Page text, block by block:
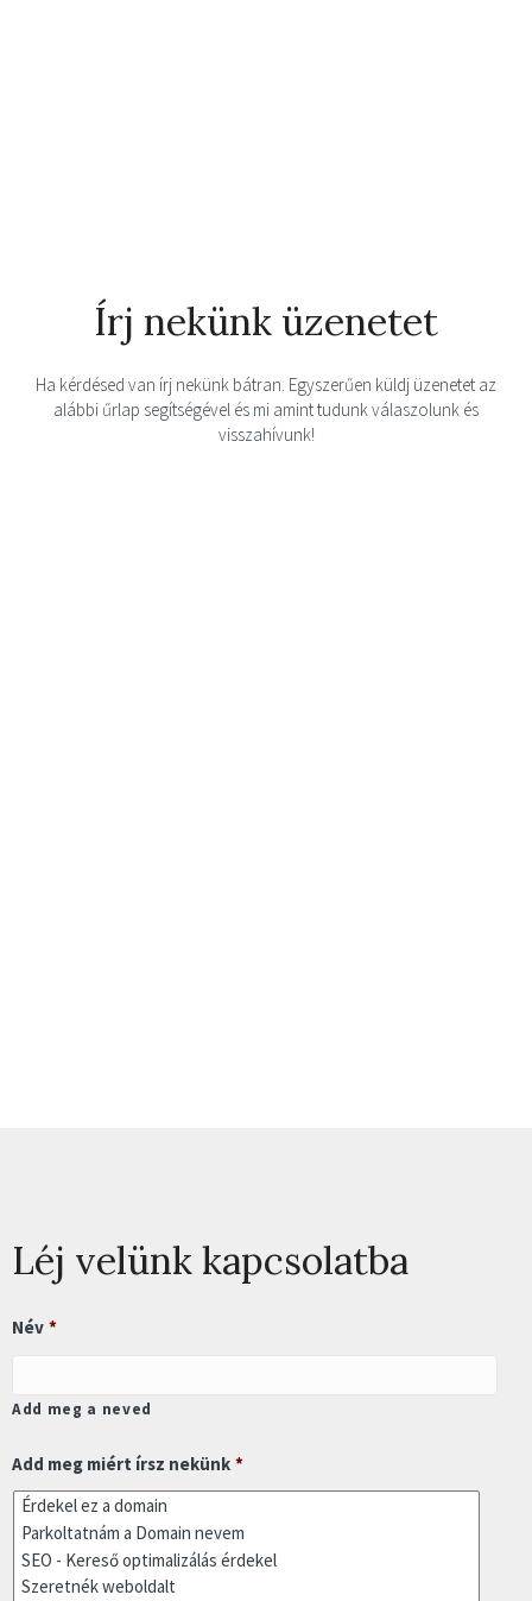
Írj nekünk üzenetet
Ha kérdésed van írj nekünk bátran. Egyszerűen küldj üzenetet az
alábbi űrlap segítségével és mi amint tudunk válaszolunk és
visszahívunk!
Léj velünk kapcsolatba
Név *
Add meg a neved
Add meg miért írsz nekünk *